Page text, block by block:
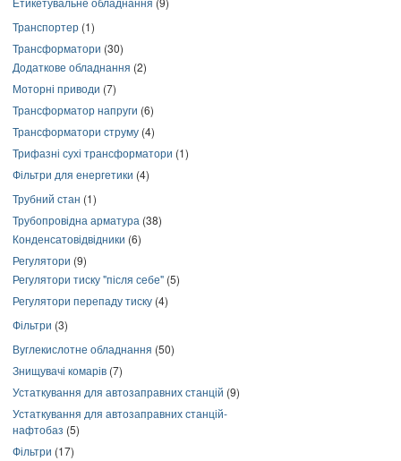
Транспортер (1)
Трансформатори (30)
Додаткове обладнання (2)
Моторні приводи (7)
Трансформатор напруги (6)
Трансформатори струму (4)
Трифазні сухі трансформатори (1)
Фільтри для енергетики (4)
Трубний стан (1)
Трубопровідна арматура (38)
Конденсатовідвідники (6)
Регулятори (9)
Регулятори тиску "після себе" (5)
Регулятори перепаду тиску (4)
Фільтри (3)
Вуглекислотне обладнання (50)
Знищувачі комарів (7)
Устаткування для автозаправних станцій (9)
Устаткування для автозаправних станцій-
нафтобаз (5)
Фільтри (17)